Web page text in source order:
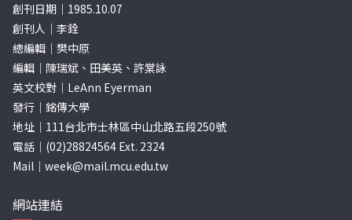
創刊日期｜1985.10.07
創刊人｜李銓
總編輯｜樊中原
編輯｜陳瑞斌、田美英、許棠詠
英文校對｜LeAnn Eyerman
發行｜銘傳大學
地址｜111台北市士林區中山北路五段250號
電話｜(02)28824564 Ext. 2324
Mail｜ week@mail.mcu.edu.tw
網站連結